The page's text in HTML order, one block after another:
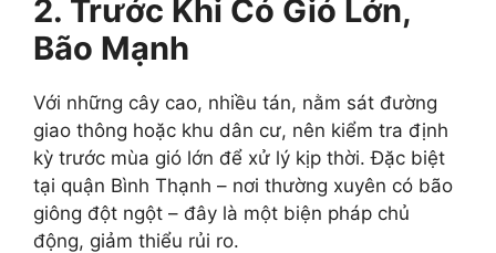
2. Trước Khi Có Gió Lớn,
Bão Mạnh
Với những cây cao, nhiều tán, nằm sát đường
giao thông hoặc khu dân cư, nên kiểm tra định
kỳ trước mùa gió lớn để xử lý kịp thời. Đặc biệt
tại quận Bình Thạnh – nơi thường xuyên có bão
giông đột ngột – đây là một biện pháp chủ
động, giảm thiểu rủi ro.